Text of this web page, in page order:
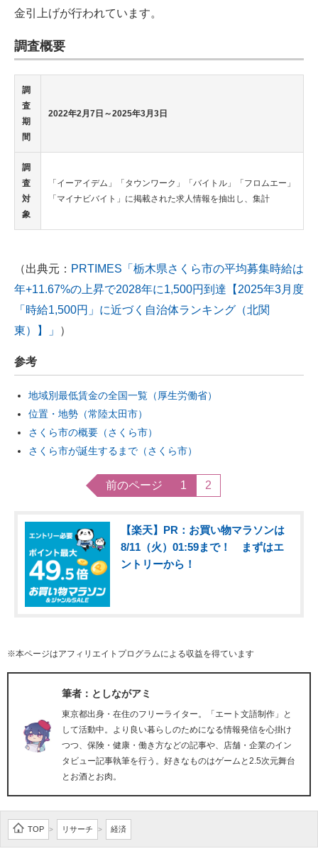
金引上げが行われています。
調査概要
調
査
期
間
2022年2月7日～2025年3月3日
調
査
対
象
「イーアイデム」「タウンワーク」「バイトル」「フロムエー」
「マイナビバイト」に掲載された求人情報を抽出し、集計
（出典元： PRTIMES「栃木県さくら市の平均募集時給は
年+11.67%の上昇で2028年に1,500円到達【2025年3月度
「時給1,500円」に近づく自治体ランキング（北関
東）】」
）
参考
地域別最低賃金の全国一覧（厚生労働省）
位置・地勢（常陸太田市）
さくら市の概要（さくら市）
さくら市が誕生するまで（さくら市）
前のページ 1 2
【楽天】PR：お買い物マラソンは
8/11（火）01:59まで！ まずはエ
ントリーから！
※本ページはアフィリエイトプログラムによる収益を得ています
筆者：としながアミ
東京都出身・在住のフリーライター。「エート文語制作」と
して活動中。より良い暮らしのためになる情報発信を心掛け
つつ、保険・健康・働き方などの記事や、店舗・企業のイン
タビュー記事執筆を行う。好きなものはゲームと2.5次元舞台
とお酒とお肉。
TOP > リサーチ > 経済